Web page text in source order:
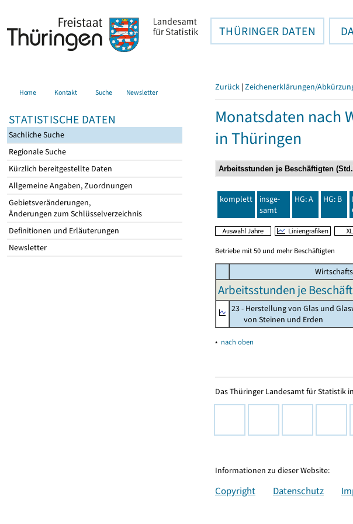
THÜRINGER DATEN
Home Kontakt Suche Newsletter
STATISTISCHE DATEN
Sachliche Suche
Regionale Suche
Kürzlich bereitgestellte Daten
Allgemeine Angaben, Zuordnungen
Gebietsveränderungen,
Änderungen zum Schlüsselverzeichnis
Definitionen und Erläuterungen
Newsletter
Zurück | Zeichenerklärungen/
Monatsdaten nach
in Thüringen
komplett
insge-
samt
HG: A HG: B
Betriebe mit 50 und mehr Beschäftigten
Arbeitsstunden je
23 - Herstellung von Glas und
von Steinen und Erden
▴ nach oben
Das Thüringer Landesamt für Statistik
Informationen zu dieser Website:
Copyright Datenschutz